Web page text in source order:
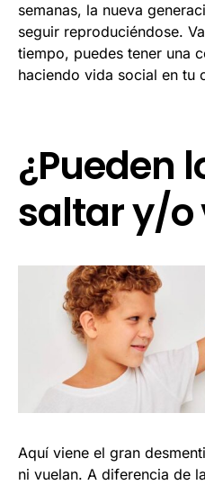
semanas, la nueva
seguir reproduciéndose.
tiempo, puedes tener una
haciendo vida social en tu
¿Pueden
saltar y/o
Aquí viene el gran
ni vuelan. A diferencia de